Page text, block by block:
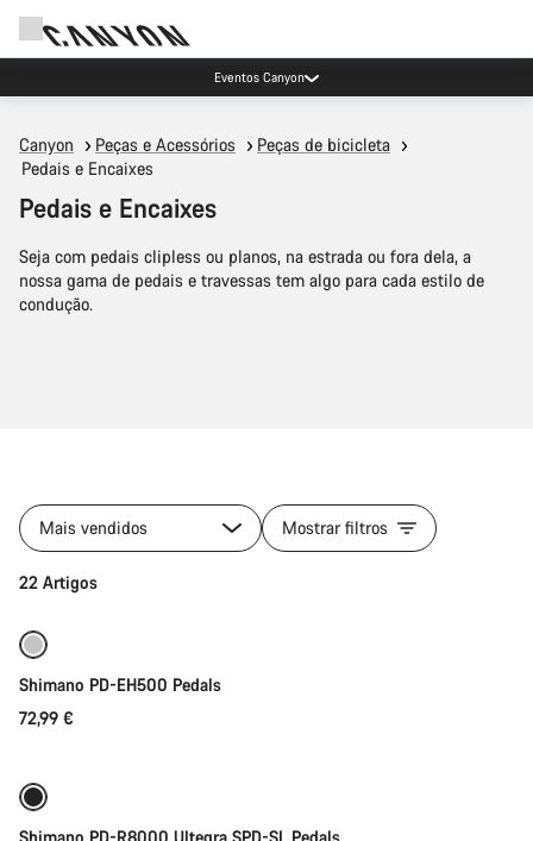
Eventos Canyon
Canyon Peças e Acessórios
Peças de bicicleta
Pedais e Encaixes
Pedais e Encaixes
Seja com pedais clipless ou planos, na estrada ou fora dela, a
nossa gama de pedais e travessas tem algo para cada estilo de
condução.
Mais vendidos Mostrar filtros
22 Artigos
Shimano PD-EH500 Pedals
72,99 €